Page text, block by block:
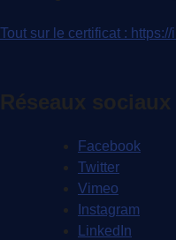
Tout sur le certificat :
Réseaux sociaux
Facebook
Twitter
Vimeo
Instagram
LinkedIn